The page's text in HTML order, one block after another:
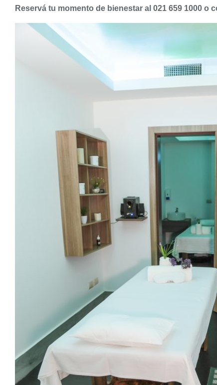
Reservá tu momento de bienestar al 021 659 1000 o